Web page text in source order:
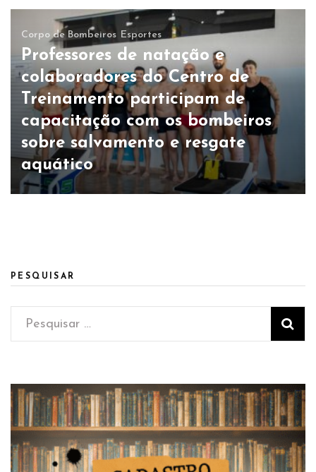
Corpo de Bombeiros Esportes
Professores de natação e
colaboradores do Centro de
Treinamento participam de
capacitação com os bombeiros
sobre salvamento e resgate
aquático
PESQUISAR
Pesquisar
por: